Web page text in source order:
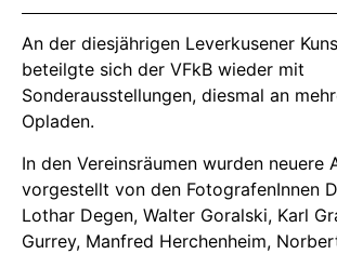
An der diesjährigen Leverkusener
beteilgte sich der VFkB wieder mit
Sonderausstellungen, diesmal an
Opladen.
In den Vereinsräumen wurden neuere
vorgestellt von den FotografenInnen
Lothar Degen, Walter Goralski, Karl
Gurrey, Manfred Herchenheim,